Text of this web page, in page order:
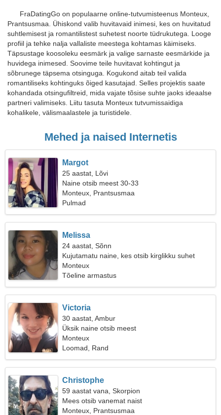
FraDatingGo on populaarne online-tutvumisteenus Monteux,
Prantsusmaa. Ühiskond valib huvitavaid inimesi, kes on huvitatud
suhtlemisest ja romantilistest suhetest noorte tüdrukutega. Looge
profiil ja tehke nalja vallaliste meestega kohtamas käimiseks.
Täpsustage koosoleku eesmärk ja valige sarnaste eesmärkide ja
huvidega inimesed. Soovime teile huvitavat kohtingut ja
sõbrunege täpsema otsinguga. Kogukond aitab teil valida
romantiliseks kohtinguks õiged kasutajad. Selles projektis saate
kohandada otsingufiltreid, mida vajate tõsise suhte jaoks ideaalse
partneri valimiseks. Liitu tasuta Monteux tutvumissaidiga
kohalikele, välismaalastele ja turistidele.
Mehed ja naised Internetis
Margot
25 aastat, Lõvi
Naine otsib meest 30-33
Monteux, Prantsusmaa
Pulmad
Melissa
24 aastat, Sõnn
Kujutamatu naine, kes otsib kirglikku suhet
Monteux
Tõeline armastus
Victoria
30 aastat, Ambur
Üksik naine otsib meest
Monteux
Loomad, Rand
Christophe
59 aastat vana, Skorpion
Mees otsib vanemat naist
Monteux, Prantsusmaa